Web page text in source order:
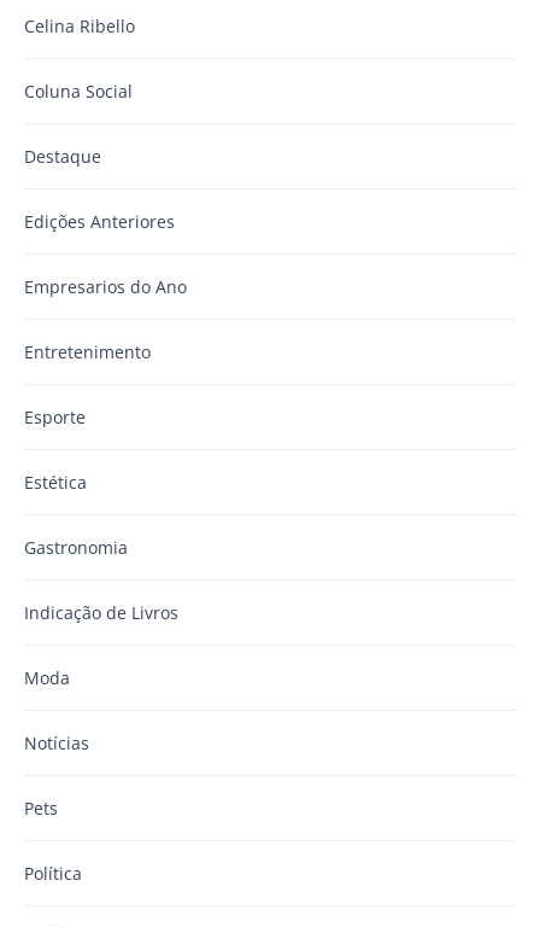
Celina Ribello
Coluna Social
Destaque
Edições Anteriores
Empresarios do Ano
Entretenimento
Esporte
Estética
Gastronomia
Indicação de Livros
Moda
Notícias
Pets
Política